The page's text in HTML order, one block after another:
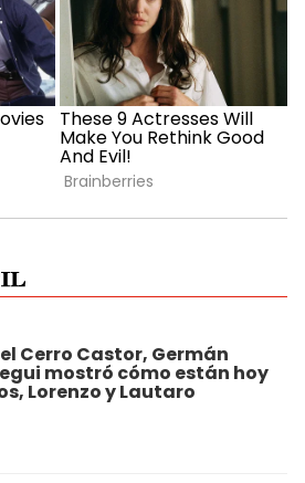
Cerro Castor, Germán
mostró cómo están hoy
Lorenzo y Lautaro